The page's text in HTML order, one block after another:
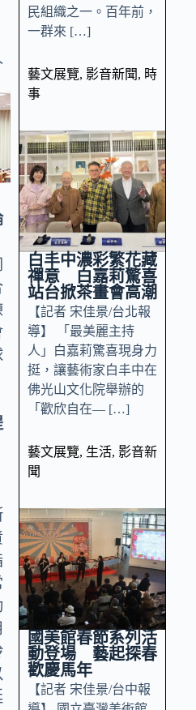
民組織之一。百年前，
一群來 […]
藝文展覽, 影音新聞, 時
事
白丰中濃彩繁花藏
禪意 白嘉莉驚喜
站台掀茶畫會高潮
【記者 宋佳景/台北報
導】 「最美麗主持
人」白嘉莉驚喜現身力
挺，讓藝術家白丰中在
佛光山文化院舉辦的
「歡欣自在— […]
藝文展覽, 生活, 影音新
聞
國美館春節系列活
動登場 藝起探春
歡慶馬年
【記者 宋佳景/台中報